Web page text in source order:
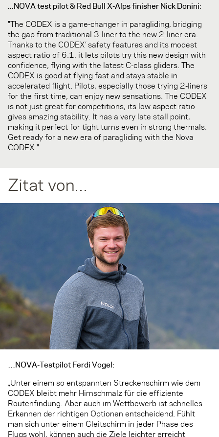
...NOVA test pilot & Red Bull X-Alps finisher Nick Donini:
"The CODEX is a game-changer in paragliding, bridging
the gap from traditional 3-liner to the new 2-liner era.
Thanks to the CODEX’ safety features and its modest
aspect ratio of 6.1, it lets pilots try this new design with
confidence, flying with the latest C-class gliders. The
CODEX is good at flying fast and stays stable in
accelerated flight. Pilots, especially those trying 2-liners
for the first time, can enjoy new sensations. The CODEX
is not just great for competitions; its low aspect ratio
gives amazing stability. It has a very late stall point,
making it perfect for tight turns even in strong thermals.
Get ready for a new era of paragliding with the Nova
CODEX."
Zitat von...
…NOVA-Testpilot Ferdi Vogel:
„Unter einem so entspannten Streckenschirm wie dem
CODEX bleibt mehr Hirnschmalz für die effiziente
Routenfindung. Aber auch im Wettbewerb ist schnelles
Erkennen der richtigen Optionen entscheidend. Fühlt
man sich unter einem Gleitschirm in jeder Phase des
Flugs wohl, können auch die Ziele leichter erreicht